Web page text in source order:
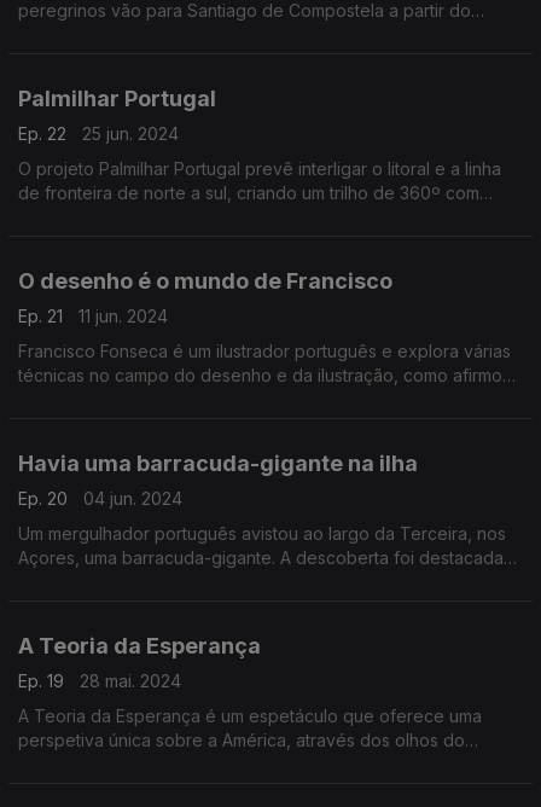
peregrinos vão para Santiago de Compostela a partir do
Palmilhar Portugal
Ep. 22
25 jun. 2024
O projeto Palmilhar Portugal prevê interligar o litoral e a linha
de fronteira de norte a sul, criando um trilho de 360º com
O desenho é o mundo de Francisco
Ep. 21
11 jun. 2024
Francisco Fonseca é um ilustrador português e explora várias
técnicas no campo do desenho e da ilustração, como afirmou
Havia uma barracuda-gigante na ilha
Ep. 20
04 jun. 2024
Um mergulhador português avistou ao largo da Terceira, nos
Açores, uma barracuda-gigante. A descoberta foi destacada
A Teoria da Esperança
Ep. 19
28 mai. 2024
A Teoria da Esperança é um espetáculo que oferece uma
perspetiva única sobre a América, através dos olhos do